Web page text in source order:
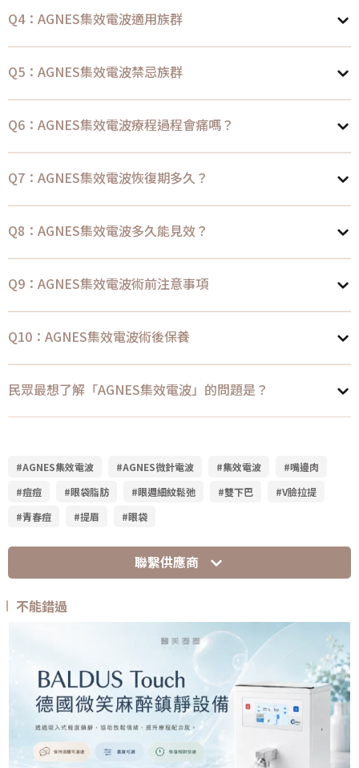
Q4：AGNES集效電波適用族群
Q5：AGNES集效電波禁忌族群
Q6：AGNES集效電波療程過程會痛嗎？
Q7：AGNES集效電波恢復期多久？
Q8：AGNES集效電波多久能見效？
Q9：AGNES集效電波術前注意事項
Q10：AGNES集效電波術後保養
民眾最想了解「AGNES集效電波」的問題是？
#AGNES集效電波 #AGNES微針電波 #集效電波
#嘴邊肉
#痘痘
#眼袋脂肪 #眼週細紋鬆弛 #雙下巴
#V臉拉提
#青春痘
#提眉 #眼袋
聯繫供應商
不能錯過